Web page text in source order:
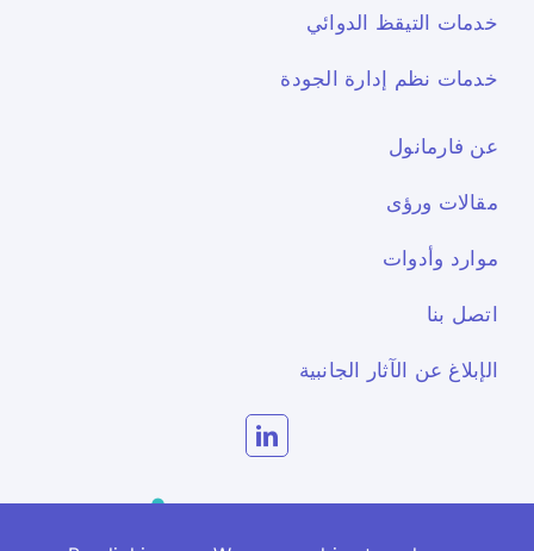
خدمات التيقظ الدوائي
خدمات نظم إدارة الجودة
عن فارمانول
مقالات ورؤى
موارد وأدوات
اتصل بنا
الإبلاغ عن الآثار الجانبية